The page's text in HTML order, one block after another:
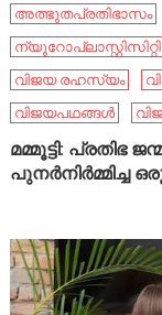
അത്ഭുതപ്രതിഭാസം
ന്യൂറോപ്ലാസ്റ്റിസിറ്റി
വിജയ രഹസ്യം
വിജയപഥങ്ങൾ
മമ്മൂട്ടി: പ്രതിഭ
പുനർനിർമ്മിച്ച